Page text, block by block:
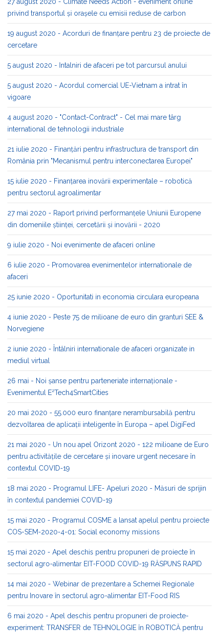
privind transportul și orașele cu emisii reduse de carbon
19 august 2020 - Acorduri de finanțare pentru 23 de proiecte de
cercetare
5 august 2020 - Intalniri de afaceri pe tot parcursul anului
5 august 2020 - Acordul comercial UE-Vietnam a intrat în
vigoare
4 august 2020 - "Contact-Contract" - Cel mai mare târg
international de tehnologii industriale
21 iulie 2020 - Finanțări pentru infrastructura de transport din
România prin "Mecanismul pentru interconectarea Europei"
15 iulie 2020 - Finanțarea inovării experimentale – robotică
pentru sectorul agroalimentar
27 mai 2020 - Raport privind performanțele Uniunii Europene
din domeniile ştiinţei, cercetării și inovării - 2020
9 iulie 2020 - Noi evenimente de afaceri online
6 iulie 2020 - Promovarea evenimentelor internationale de
afaceri
25 iunie 2020 - Oportunitati in economia circulara europeana
4 iunie 2020 - Peste 75 de milioane de euro din granturi SEE &
Norvegiene
2 iunie 2020 - Întâlniri internationale de afaceri organizate in
mediul virtual
26 mai - Noi șanse pentru parteneriate internaționale -
Evenimentul E²Tech4SmartCities
20 mai 2020 - 55.000 euro finanțare nerambursabilă pentru
dezvoltarea de aplicații inteligente în Europa – apel DigiFed
21 mai 2020 - Un nou apel Orizont 2020 - 122 milioane de Euro
pentru activitățile de cercetare și inovare urgent necesare în
contextul COVID-19
18 mai 2020 - Programul LIFE- Apeluri 2020 - Măsuri de sprijin
în contextul pandemiei COVID-19
15 mai 2020 - Programul COSME a lansat apelul pentru proiecte
COS-SEM-2020-4-01: Social economy missions
15 mai 2020 - Apel deschis pentru propuneri de proiecte în
sectorul agro-alimentar EIT-FOOD COVID-19 RĂSPUNS RAPID
14 mai 2020 - Webinar de prezentare a Schemei Regionale
pentru Inovare în sectorul agro-alimentar EIT-Food RIS
6 mai 2020 - Apel deschis pentru propuneri de proiecte-
experiment: TRANSFER de TEHNOLOGIE în ROBOTICĂ pentru